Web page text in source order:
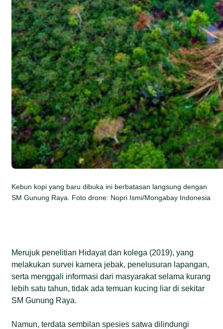
Kebun kopi yang baru dibuka ini berbatasan langsung dengan
SM Gunung Raya. Foto drone: Nopri Ismi/Mongabay Indonesia
Merujuk penelitian Hidayat dan kolega (2019), yang
melakukan survei kamera jebak, penelusuran lapangan,
serta menggali informasi dari masyarakat selama kurang
lebih satu tahun, tidak ada temuan kucing liar di sekitar
SM Gunung Raya.
Namun, terdata sembilan spesies satwa dilindungi